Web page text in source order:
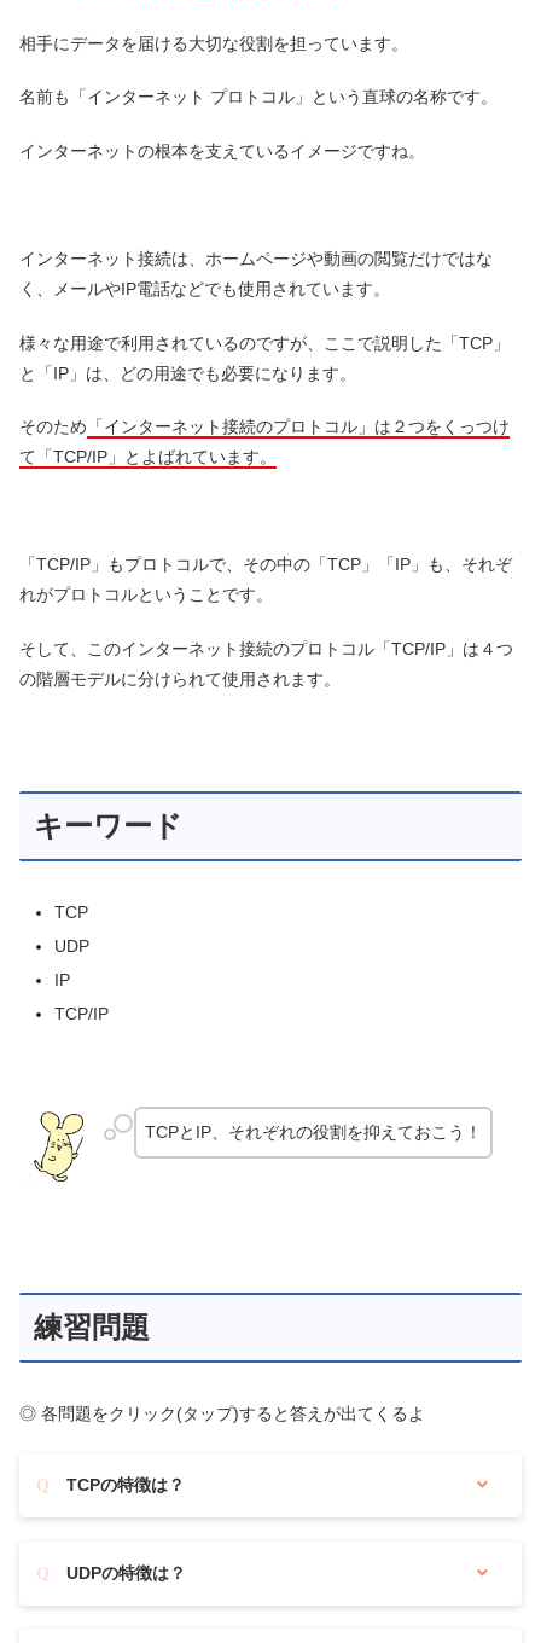
相手にデータを届ける大切な役割を担っています。
名前も「インターネット プロトコル」という直球の名称です。
インターネットの根本を支えているイメージですね。
インターネット接続は、ホームページや動画の閲覧だけではな
く、メールやIP電話などでも使用されています。
様々な用途で利用されているのですが、ここで説明した「TCP」
と「IP」は、どの用途でも必要になります。
そのため 「インターネット接続のプロトコル」は２つをくっつけ
て「TCP/IP」とよばれています。
「TCP/IP」もプロトコルで、その中の「TCP」「IP」も、それぞ
れがプロトコルということです。
そして、このインターネット接続のプロトコル「TCP/IP」は４つ
の階層モデルに分けられて使用されます。
キーワード
TCP
UDP
IP
TCP/IP
TCPとIP、それぞれの役割を抑えておこう！
練習問題
◎ 各問題をクリック(タップ)すると答えが出てくるよ
TCPの特徴は？
UDPの特徴は？